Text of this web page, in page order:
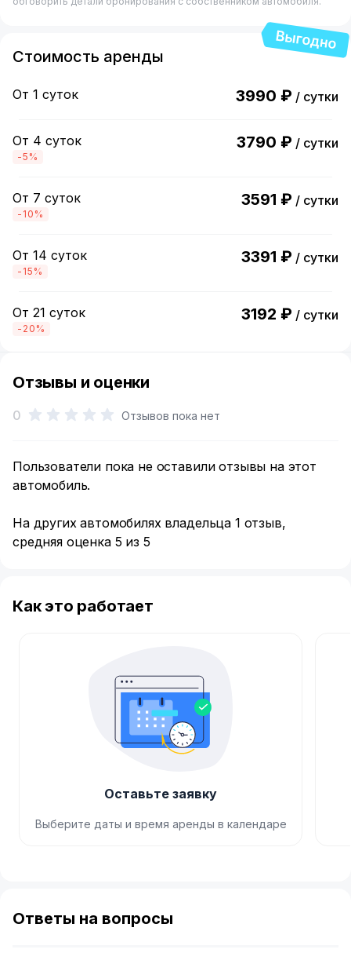
Стоимость аренды
От 1 суток 3990 ₽ / сутки
От 4 суток
-5%
3790 ₽ / сутки
От 7 суток
-10%
3591 ₽ / сутки
От 14 суток
-15%
3391 ₽ / сутки
От 21 суток
-20%
3192 ₽ / сутки
Отзывы и оценки
0 Отзывов пока нет
Пользователи пока не оставили отзывы на этот
автомобиль.
На других автомобилях владельца 1 отзыв,
средняя оценка 5 из 5
Как это работает
Оставьте заявку
Выберите даты и время аренды в календаре
of
4
Ответы на вопросы